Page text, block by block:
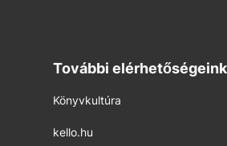
További elérhetőségeink
Könyvkultúra
kello.hu